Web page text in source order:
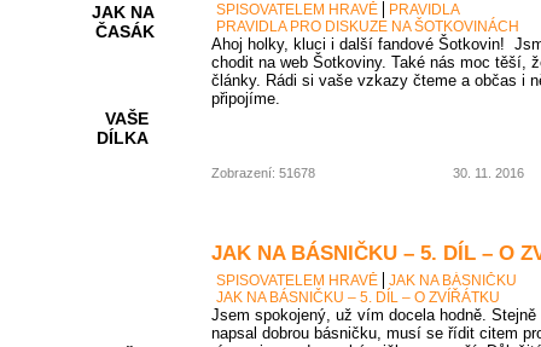
JAK NA
ČASÁK
VAŠE
DÍLKA
SPISOVATELEM HRAVĚ
PRAVIDLA
PRAVIDLA PRO DISKUZE NA ŠOTKOVINÁCH
Ahoj holky, kluci i další fandové Šotkovin!
chodit na web Šotkoviny. Také nás moc těší,
články. Rádi si vaše vzkazy čteme a občas i
připojíme.
Zobrazení: 51678 30. 11. 2016
JAK NA BÁSNIČKU – 5. DÍL – O
SPISOVATELEM HRAVĚ
JAK NA BÁSNIČKU
JAK NA BÁSNIČKU – 5. DÍL – O ZVÍŘÁTKU
Jsem spokojený, už vím docela hodně.
napsal dobrou básničku, musí se řídit citem